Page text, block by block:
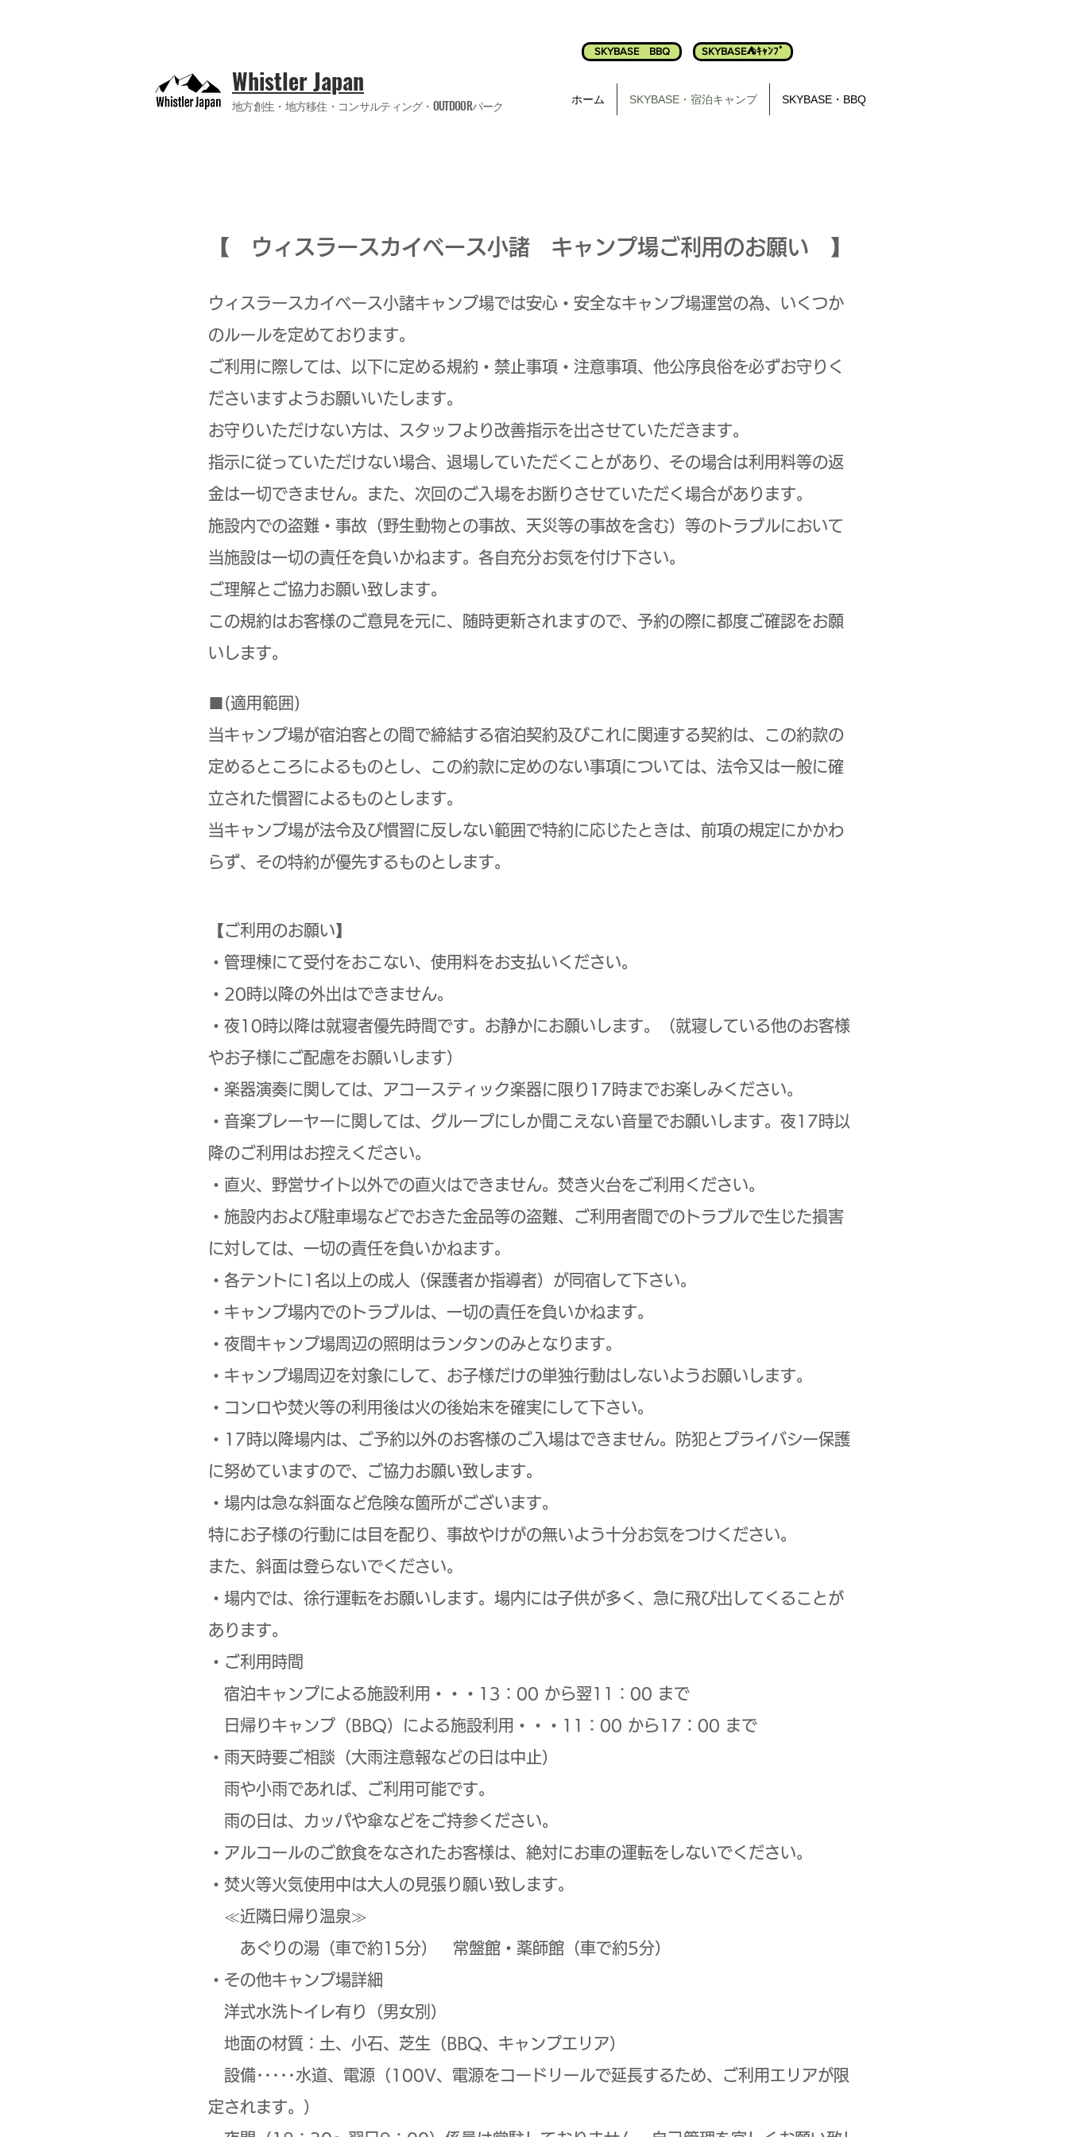
​Whistler Japan
地方創生・地方移住・ コンサルティング・OUTDOORパーク
SKYBASE BBQ SKYBASE⛺ｷｬﾝﾌﾟ
ホーム SKYBASE・宿泊キャンプ SKYBASE・BBQ
【 ウィスラースカイベース小諸 キャンプ場ご利用のお願い 】
ウィスラースカイベース小諸キャンプ場では安心・安全なキャンプ場運営の為、いくつか
のルールを定めております。
ご利用に際しては、以下に定める規約・禁止事項・注意事項、他公序良俗を必ずお守りく
ださいますようお願いいたします。
お守りいただけない方は、スタッフより改善指示を出させていただきます。
指示に従っていただけない場合、退場していただくことがあり、その場合は利用料等の返
金は一切できません。また、次回のご入場をお断りさせていただく場合があります。
施設内での盗難・事故（野生動物との事故、天災等の事故を含む）等のトラブルにおいて
当施設は一切の責任を負いかねます。各自充分お気を付け下さい。
ご理解とご協力お願い致します。
この規約はお客様のご意見を元に、随時更新されますので、予約の際に都度ご確認をお願
いします。
■(適用範囲)
当キャンプ場が宿泊客との間で締結する宿泊契約及びこれに関連する契約は、この約款の
定めるところによるものとし、この約款に定めのない事項については、法令又は一般に確
立された慣習によるものとします。
​当キャンプ場が法令及び慣習に反しない範囲で特約に応じたときは、前項の規定にかかわ
らず、その特約が優先するものとします。
【ご利用のお願い】
・管理棟にて受付をおこない、使用料をお支払いください。
・20時以降の外出はできません。
・夜10時以降は就寝者優先時間です。お静かにお願いします。（就寝している他のお客様
やお子様にご配慮をお願いします）
・楽器演奏に関しては、アコースティック楽器に限り17時までお楽しみください。
・音楽プレーヤーに関しては、グループにしか聞こえない音量でお願いします。夜17時以
降のご利用はお控えください。
・直火、野営サイト以外での直火はできません。焚き火台をご利用ください。
・施設内および駐車場などでおきた金品等の盗難、ご利用者間でのトラブルで生じた損害
に対しては、一切の責任を負いかねます。
・各テントに1名以上の成人（保護者か指導者）が同宿して下さい。
・キャンプ場内でのトラブルは、一切の責任を負いかねます。
・夜間キャンプ場周辺の照明はランタンのみとなります。
・キャンプ場周辺を対象にして、お子様だけの単独行動はしないようお願いします。
・コンロや焚火等の利用後は火の後始末を確実にして下さい。
・17時以降場内は、ご予約以外のお客様のご入場はできません。防犯とプライバシー保護
に努めていますので、ご協力お願い致します。
・場内は急な斜面など危険な箇所がございます。
特にお子様の行動には目を配り、事故やけがの無いよう十分お気をつけください。
また、斜面は登らないでください。
・場内では、徐行運転をお願いします。場内には子供が多く、急に飛び出してくることが
あります。
・ご利用時間
宿泊キャンプによる施設利用・・・13：00 から翌11：00 まで
日帰りキャンプ（BBQ）による施設利用・・・11：00 から17：00 まで
・雨天時要ご相談（大雨注意報などの日は中止）
雨や小雨であれば、ご利用可能です。
雨の日は、カッパや傘などをご持参ください。
・アルコールのご飲食をなされたお客様は、絶対にお車の運転をしないでください。
・焚火等火気使用中は大人の見張り願い致します。
≪近隣日帰り温泉≫
あぐりの湯（車で約15分） 常盤館・薬師館（車で約5分）
・その他キャンプ場詳細
洋式水洗トイレ有り（男女別）
地面の材質：土、小石、芝生（BBQ、キャンプエリア）
設備･････水道、電源（100V、電源をコードリールで延長するため、ご利用エリアが限
定されます。）